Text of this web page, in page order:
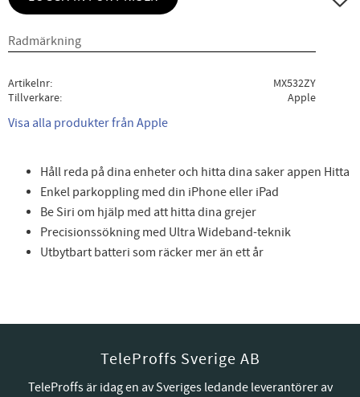
Artikelnr
MX532ZY
Tillverkare
Apple
Visa alla produkter från Apple
Håll reda på dina enheter och hitta dina saker appen Hitta
Enkel parkoppling med din iPhone eller iPad
Be Siri om hjälp med att hitta dina grejer
Precisionssökning med Ultra Wideband-teknik
Utbytbart batteri som räcker mer än ett år
TeleProffs Sverige AB
TeleProffs är idag en av Sveriges ledande leverantörer av